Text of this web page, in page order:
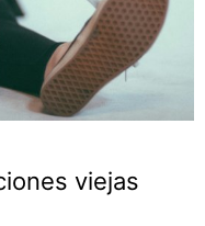
viejas